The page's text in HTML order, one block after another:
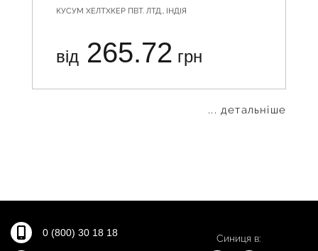
КУСУМ ХЕЛТХКЕР ПВТ. ЛТД., ІНДІЯ
від 265.72 грн
... детальніше
0 (800) 30 18 18 Синиця в: